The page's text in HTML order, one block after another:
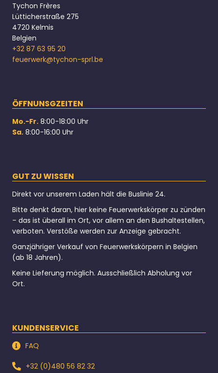
Tychon Frères
Lütticherstraße 275
4720 Kelmis
Belgien
+32 87 63 95 20
feuerwerk@tychon-sprl.be
ÖFFNUNSGZEITEN
Mo.-Fr. 8:00-18:00 Uhr
Sa. 8:00-16:00 Uhr
GUT ZU WISSEN
Direkt vor unserem Laden hält die Buslinie 24.
Bitte denkt daran, hier keine Feuerwerkskörper zu zünden
– das ist überall im Ort, vor allem an den Bushaltestellen,
verboten. Verstöße werden zur Anzeige gebracht.
Ganzjähriger Verkauf von Feuerwerkskörpern in Belgien
(ab 18 Jahren).
Keine Lieferung möglich. Ausschließlich Abholung vor
Ort.
KUNDENSERVICE
FAQ
+32 (0)480 56 82 32